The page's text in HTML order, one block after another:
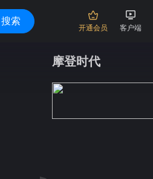
搜索
开通会员 客户端
摩登时代